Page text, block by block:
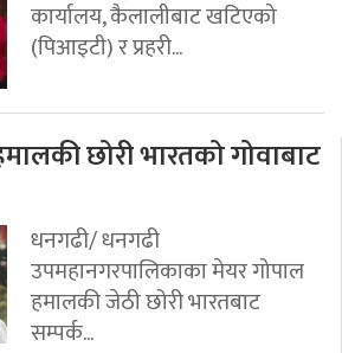
कार्यालय, कैलालीबाट खटिएको
(पिआइटी) र प्रहरी...
छोरी भारतको गोवाबाट
धनगढी/ धनगढी
उपमहानगरपालिकाका मेयर गोपाल
हमालकी जेठी छोरी भारतबाट
सम्पर्क...